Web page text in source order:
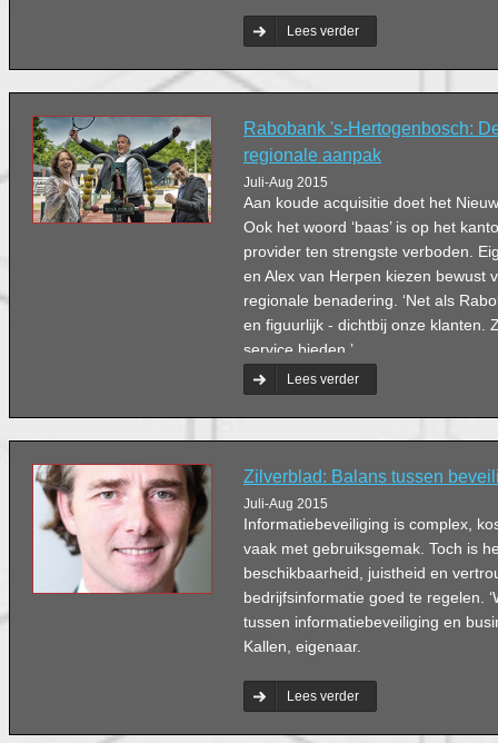
Lees verder
Rabobank 's-Hertogenbosch:
regionale aanpak
Juli-Aug 2015
Aan koude acquisitie doet het
Ook het woord ‘baas’ is op het
provider ten strengste verboden.
en Alex van Herpen kiezen bewust
regionale benadering. ‘Net als
en figuurlijk - dichtbij onze klanten.
service bieden.’
Lees verder
Zilverblad: Balans tussen
Juli-Aug 2015
Informatiebeveiliging is complex,
vaak met gebruiksgemak. Toch is
beschikbaarheid, juistheid en
bedrijfsinformatie goed te regelen.
tussen informatiebeveiliging en
Kallen, eigenaar.
Lees verder